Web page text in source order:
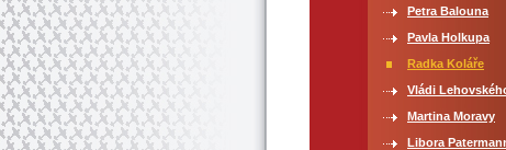
Petra Balouna
Pavla Holkupa
Radka Koláře
Vládi
Martina Moravy
Libora